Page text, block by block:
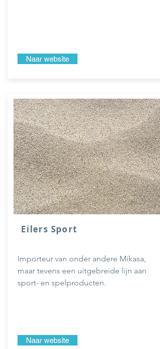
Naar website
Eilers Sport
Importeur van onder andere Mikasa,
maar tevens een uitgebreide lijn aan
sport- en spelproducten.
Naar website